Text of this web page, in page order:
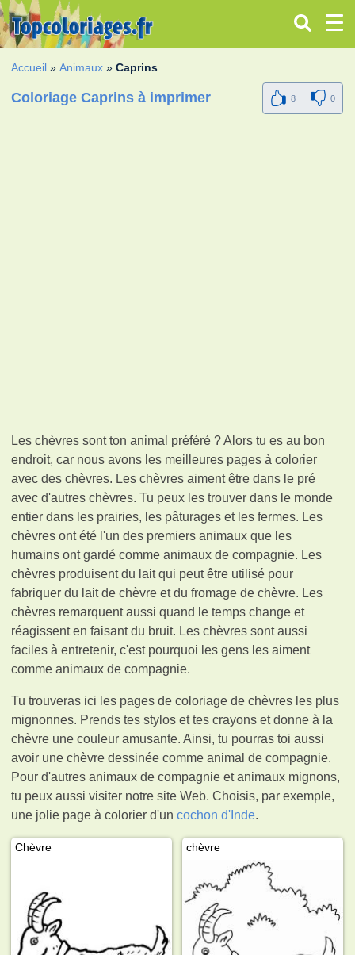
Accueil »Animaux »Caprins
Coloriage Caprins à imprimer 8 0
Les chèvres sont ton animal préféré ? Alors tu es au bon
endroit, car nous avons les meilleures pages à colorier
avec des chèvres. Les chèvres aiment être dans le pré
avec d'autres chèvres. Tu peux les trouver dans le monde
entier dans les prairies, les pâturages et les fermes. Les
chèvres ont été l'un des premiers animaux que les
humains ont gardé comme animaux de compagnie. Les
chèvres produisent du lait qui peut être utilisé pour
fabriquer du lait de chèvre et du fromage de chèvre. Les
chèvres remarquent aussi quand le temps change et
réagissent en faisant du bruit. Les chèvres sont aussi
faciles à entretenir, c'est pourquoi les gens les aiment
comme animaux de compagnie.
Tu trouveras ici les pages de coloriage de chèvres les plus
mignonnes. Prends tes stylos et tes crayons et donne à la
chèvre une couleur amusante. Ainsi, tu pourras toi aussi
avoir une chèvre dessinée comme animal de compagnie.
Pour d'autres animaux de compagnie et animaux mignons,
tu peux aussi visiter notre site Web. Choisis, par exemple,
une jolie page à colorier d'uncochon d'Inde.
Chèvre chèvre